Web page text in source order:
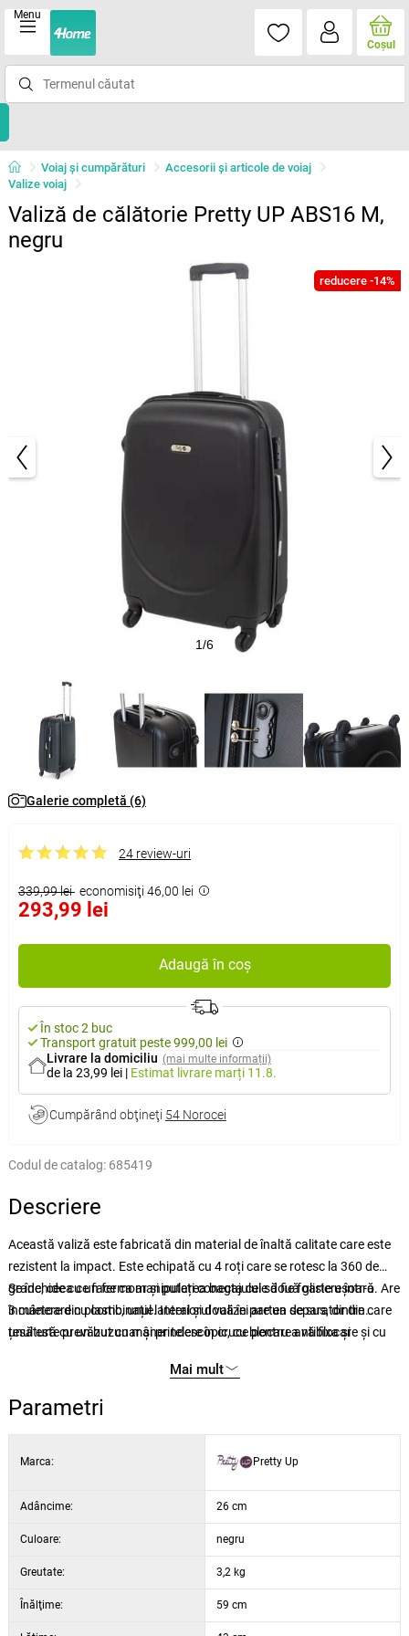
Menu
Coşul
Voiaj și cumpărături
Accesorii și articole de voiaj
Valize voiaj
Valiză de călătorie Pretty UP ABS16 M,
negru
reducere -14%
1/6
Galerie completă (6)
24 review-uri
339,99 lei economisiţi 46,00 lei
293,99 lei
Adaugă în coș
În stoc 2 buc
Transport gratuit peste 999,00 lei
Livrare la domiciliu (mai multe informații)
de la 23,99 lei | Estimat livrare marți 11.8.
Cumpărând obţineţi 54 Norocei
Codul de catalog: 685419
Descriere
Această valiză este fabricată din material de înaltă calitate care este
rezistent la impact. Este echipată cu 4 roți care se rotesc la 360 de
grade, ceea ce face ca manipularea bagajului să fie foarte ușoară. Are
3 mânere din plastic, unul lateral și două în partea de sus, dintre care
unul este prevăzut cu mâner telescopic, cu blocare antiblocare și cu
Se închide cu un fermoar și puteți conecta cele două glisiere într-o
încuietoare cu combinație. Interiorul valizei are un separator din
țesătură cu un buzunar și prindere în cruce pentru a vă fixa și
.
Mai mult
Parametri
Marca: Pretty Up
Adâncime: 26 cm
Culoare: negru
Greutate: 3,2 kg
Înălţime: 59 cm